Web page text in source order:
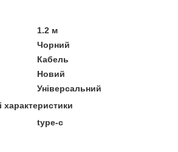
1.2 м
Чорний
Кабель
Новий
Універсальний
характеристики
type-c